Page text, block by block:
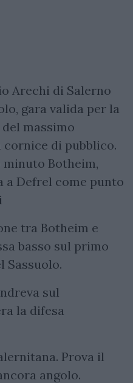
Arechi di Salerno
gara valida per la
massimo
cornice di pubblico.
Botheim,
a Defrel come punto
tra Botheim e
basso sul primo
Sassuolo.
sul
la difesa
Prova il
angolo.